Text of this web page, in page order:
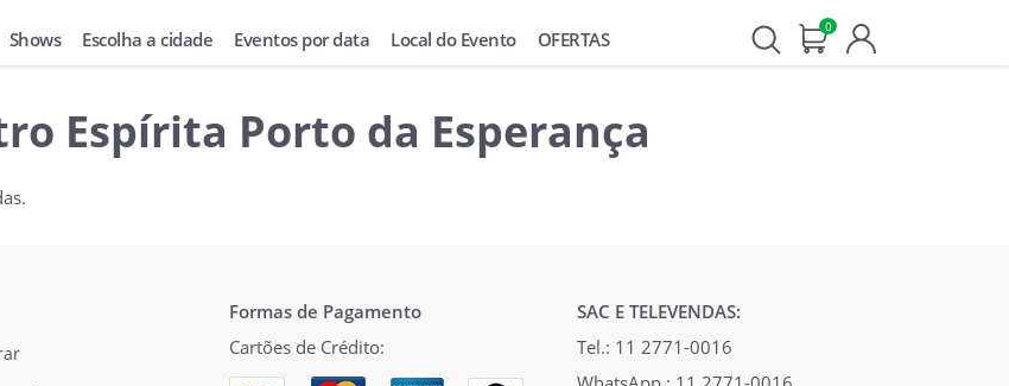
Shows Escolha a cidade Eventos por data Local do Evento OFERTAS
0
Espírita Porto da Esperança
Formas de Pagamento
Cartões de Crédito:
SAC E TELEVENDAS:
Tel.: 11 2771-0016